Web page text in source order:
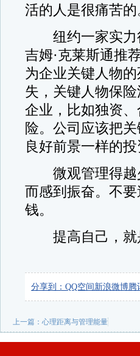
活的人是很痛苦
纽约一家实力
吉姆·克莱斯通推
为企业关键人物
失，关键人物保
企业，比如独资
险。公司应该把
良好前景一样的投
微观管理得越
而感到振奋。不
钱。
提高自己，就
分享到： QQ空间 新浪微博腾
上一篇： 心理距离与管理能量